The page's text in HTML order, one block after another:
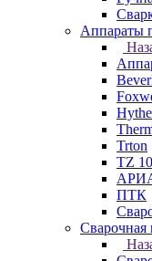
Аппараты
Trton
TZ
ПТК
Сварочная